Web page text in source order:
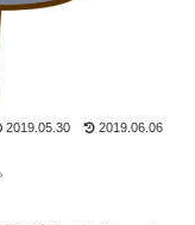
2019.05.30 2019.06.06